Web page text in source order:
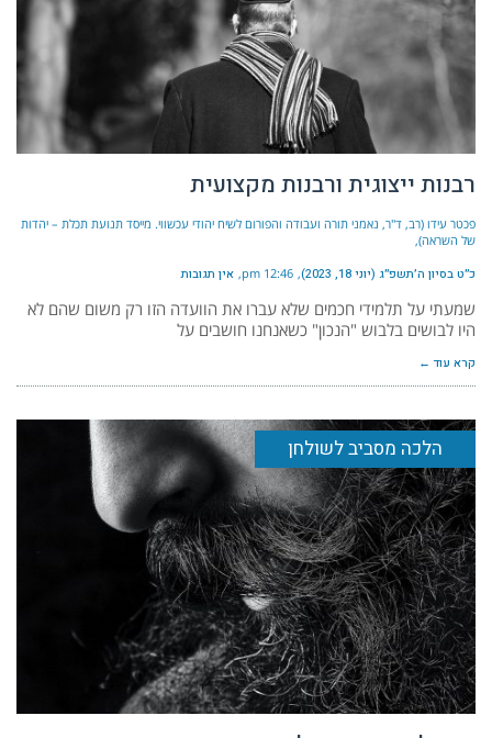
רבנות ייצוגית ורבנות מקצועית
פכטר עידו (רב, ד"ר, נאמני תורה ועבודה והפורום לשיח יהודי עכשווי. מייסד תנועת תכלת – יהדות
של השראה)
כ״ט בסיון ה׳תשפ״ג (יוני 18, 2023) 12:46 pm אין תגובות
שמעתי על תלמידי חכמים שלא עברו את הוועדה הזו רק משום שהם לא
היו לבושים בלבוש "הנכון" כשאנחנו חושבים על
קרא עוד ←
הלכה מסביב לשולחן